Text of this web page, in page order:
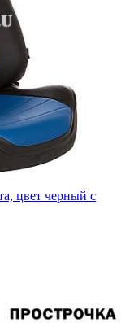
цвет черный с